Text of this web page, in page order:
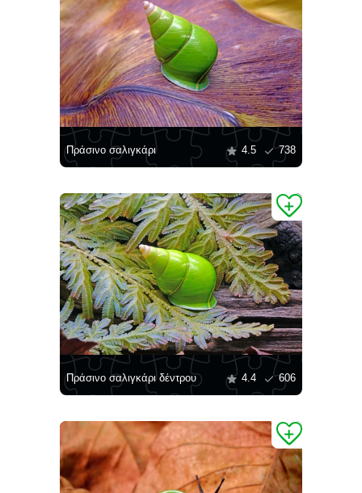
Πράσινο σαλιγκάρι 4.5 738
Πράσινο σαλιγκάρι δέντρου 4.4 606